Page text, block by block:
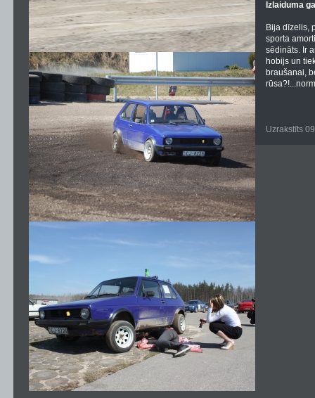
Izlaiduma
Bija dīzelis,
sporta
sēdināts. Ir
hobijs un
braušanai,
Uzrakstīts